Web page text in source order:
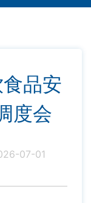
品安
度会
07-01